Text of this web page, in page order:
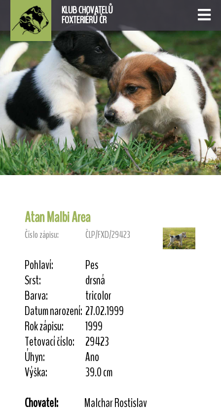
KLUB CHOVATELŮ
FOXTERIÉRŮ ČR
Atan Malbi Area
Číslo zápisu: ČLP/FXD/29423
Pohlaví:
Pes
Srst:
drsná
Barva:
tricolor
Datum narození: 27.02.1999
Rok zápisu:
1999
Tetovací číslo:
29423
Úhyn:
Ano
Výška:
39.0 cm
Chovatel:
Malchar Rostislav